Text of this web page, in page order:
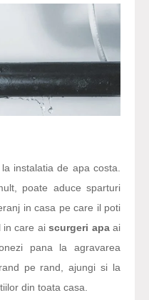
instalatia de apa costa.
poate aduce sparturi
in casa pe care il poti
in care aiscurgeri apaai
pana la agravarea
pe rand, ajungi si la
din toata casa.